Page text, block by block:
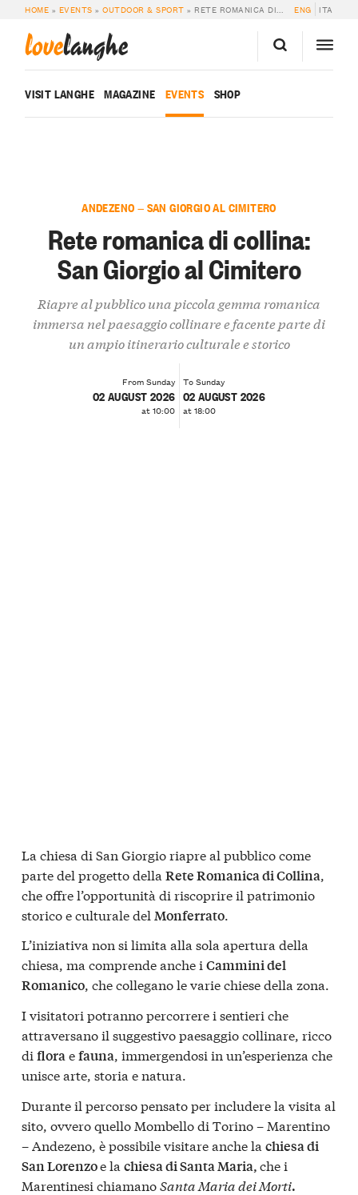
HOME » EVENTS »OUTDOOR & SPORT » RETE ROMANICA DI COLLINA: SAN GIORGIO AL CIMITERO ENG ITA
lovelanghe
VISIT LANGHE MAGAZINE EVENTS SHOP
ANDEZENO — SAN GIORGIO AL CIMITERO
Rete romanica di collina:
San Giorgio al Cimitero
Riapre al pubblico una piccola gemma romanica
immersa nel paesaggio collinare e facente parte di
un ampio itinerario culturale e storico
From Sunday
02 AUGUST 2026
at 10:00
To Sunday
02 AUGUST 2026
at 18:00
La chiesa di San Giorgio riapre al pubblico come
parte del progetto della Rete Romanica di Collina,
che offre l’opportunità di riscoprire il patrimonio
storico e culturale del Monferrato.
L’iniziativa non si limita alla sola apertura della
chiesa, ma comprende anche i Cammini del
Romanico, che collegano le varie chiese della zona.
I visitatori potranno percorrere i sentieri che
attraversano il suggestivo paesaggio collinare, ricco
di floraefauna, immergendosi in un’esperienza che
unisce arte, storia e natura.
Durante il percorso pensato per includere la visita al
sito, ovvero quello Mombello di Torino – Marentino
– Andezeno, è possibile visitare anche la chiesa di
San Lorenzoe la chiesa di Santa Maria,che i
Marentinesi chiamanoSanta Maria dei Morti.